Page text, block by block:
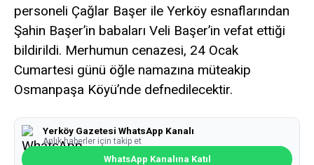
personeli Çağlar Başer ile Yerköy esnaflarından
Şahin Başer’in babaları Veli Başer’in vefat ettiği
bildirildi. Merhumun cenazesi, 24 Ocak
Cumartesi günü öğle namazına müteakip
Osmanpaşa Köyü’nde defnedilecektir.
Yerköy Gazetesi WhatsApp Kanalı
Anlık haberler için takip et
WhatsApp Kanalına Katıl